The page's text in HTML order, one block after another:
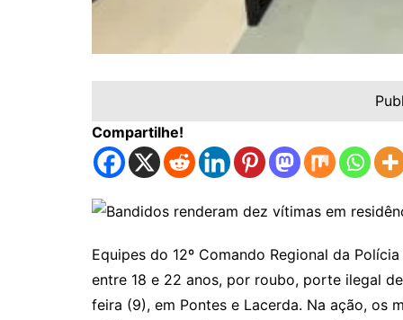
Compartilhe!
Equipes do 12º Comando Regional da
entre 18 e 22 anos, por roubo, porte ilegal
feira (9), em Pontes e Lacerda. Na ação, os